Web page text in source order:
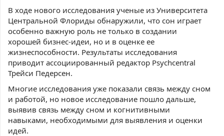
В ходе нового исследования ученые из Университета
Центральной Флориды обнаружили, что сон играет
особенно важную роль не только в создании
хорошей бизнес-идеи, но и в оценке ее
жизнеспособности. Результаты исследования
приводит ассоциированный редактор Psychcentral
Трейси Педерсен.
Многие исследования уже показали связь между сном
и работой, но новое исследование пошло дальше,
выявив связь между сном и когнитивными
навыками, необходимыми для выявления и оценки
идей.